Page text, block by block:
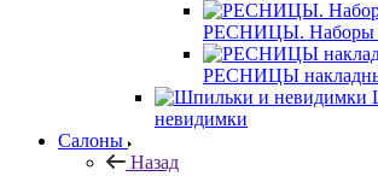
РЕСНИЦЫ. Наборы
РЕСНИЦЫ
невидимки
Салоны
Назад